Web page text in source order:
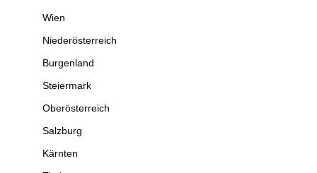
Wien
Niederösterreich
Burgenland
Steiermark
Oberösterreich
Salzburg
Kärnten